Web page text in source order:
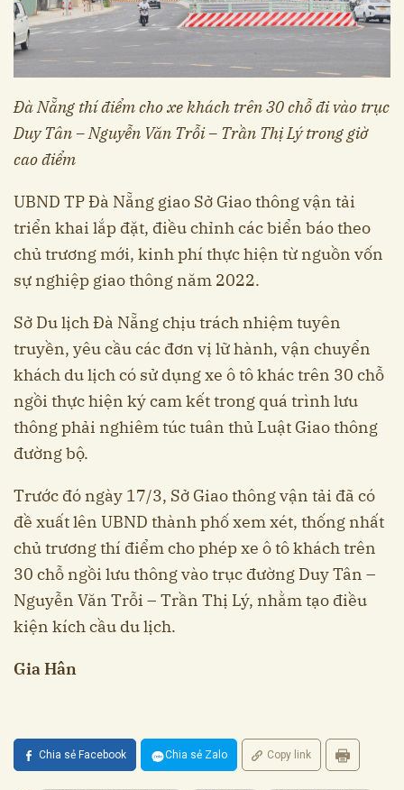
Đà Nẵng thí điểm cho xe khách trên 30 chỗ đi vào trục
Duy Tân – Nguyễn Văn Trỗi – Trần Thị Lý trong giờ
cao điểm
UBND TP Đà Nẵng giao Sở Giao thông vận tải
triển khai lắp đặt, điều chỉnh các biển báo theo
chủ trương mới, kinh phí thực hiện từ nguồn vốn
sự nghiệp giao thông năm 2022.
Sở Du lịch Đà Nẵng chịu trách nhiệm tuyên
truyền, yêu cầu các đơn vị lữ hành, vận chuyển
khách du lịch có sử dụng xe ô tô khác trên 30 chỗ
ngồi thực hiện ký cam kết trong quá trình lưu
thông phải nghiêm túc tuân thủ Luật Giao thông
đường bộ.
Trước đó ngày 17/3, Sở Giao thông vận tải đã có
đề xuất lên UBND thành phố xem xét, thống nhất
chủ trương thí điểm cho phép xe ô tô khách trên
30 chỗ ngồi lưu thông vào trục đường Duy Tân –
Nguyễn Văn Trỗi – Trần Thị Lý, nhằm tạo điều
kiện kích cầu du lịch.
Gia Hân
Chia sẻ Facebook Chia sẻ Zalo Copy link